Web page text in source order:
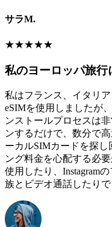
サラM.
★★★★★
私のヨーロッパ旅行
私はフランス、イタリ
eSIMを使用しましたが
ンストールプロセスは
ンするだけで、数分で
ーカルSIMカードを探し
ング料金を心配する必
使用したり、Instagram
族とビデオ通話したり